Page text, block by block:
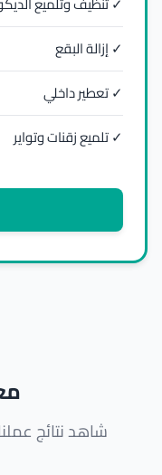
✓ إزالة البقع
✓ تعطير داخلي
✓ تلميع زقنات وتواير
شاهد نتائج